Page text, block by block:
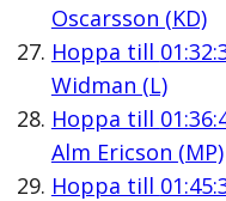
Oscarsson (KD)
Hoppa till
Widman (L)
Hoppa till
Alm Ericson (MP)
Hoppa till